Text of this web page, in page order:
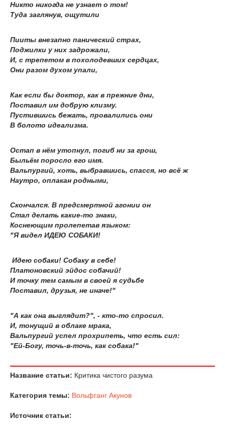
Никто никогда не узнает о том!
Туда заглянув, ощутили
Пииты внезапно панический страх,
Поджилки у них задрожали,
И, с трепетом в похолодевших сердцах,
Они разом духом упали,
Как если бы доктор, как в прежние дни,
Поставил им добрую клизму.
Пустившись бежать, провалились они
В болото идеализма.
Остап в нём утопнул, погиб ни за грош,
Быльём поросло его имя.
Вальпургий, хоть, выбравшись, спасся, но всё ж
Наутро, оплакан родными,
Скончался. В предсмертной агонии он
Стал делать какие-то знаки,
Коснеющим пролепетав языком:
"Я видел ИДЕЮ СОБАКИ!
Идею собаки! Собаку в себе!
Платоновский эйдос собачий!
И точку тем самым в своей я судьбе
Поставил, друзья, не иначе!"
"А как она выглядит?", - кто-то спросил.
И, тонущий в облаке мрака,
Вальпургий успел прохрипеть, что есть сил:
"Ей-Богу, точь-в-точь, как собака!"
Название статьи: Критика чистого разума
Категория темы: Вольфганг Акунов
Источник статьи: